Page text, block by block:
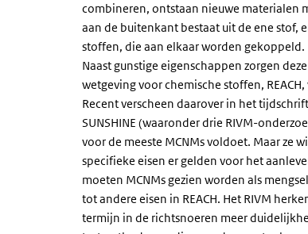
combineren, ontstaan nieuwe materialen
aan de buitenkant bestaat uit de ene stof,
stoffen, die aan elkaar worden gekoppeld.
Naast gunstige eigenschappen zorgen
wetgeving voor chemische stoffen,
Recent verscheen daarover in het
SUNSHINE (waaronder drie RIVM-
voor de meeste MCNMs voldoet. Maar ze
specifieke eisen er gelden voor het
moeten MCNMs gezien worden als
tot andere eisen in REACH. Het RIVM
termijn in de richtsnoeren meer